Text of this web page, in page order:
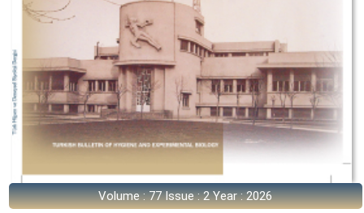
Volume : 77 Issue : 2 Year : 2026